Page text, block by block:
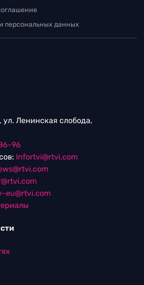
персональных данных
ул. Ленинская слобода,
96
Infortvi@rtvi.com
eu@rtvi.com